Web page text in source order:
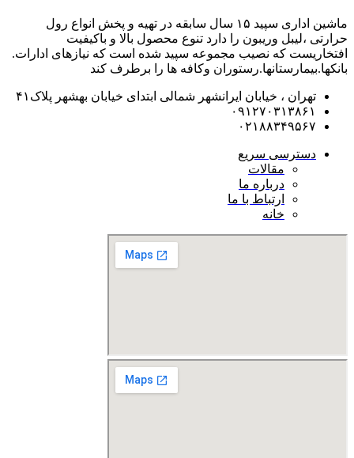
ماشین اداری سپید ۱۵ سال سابقه در تهیه و پخش انواع رول
حرارتی ،لیبل وریبون را دارد تنوع محصول بالا و باکیفیت
افتخاریست که نصیب مجموعه سپید شده است که نیازهای ادارات.
بانکها.بیمارستانها.رستوران و‌کافه ها را برطرف کند
تهران ، خیابان ایرانشهر شمالی ابتدای خیابان بهشهر پلاک۴۱
۰۹۱۲۷۰۳۱۳۸۶۱
۰۲۱۸۸۳۴۹۵۶۷
دسترسی سریع
مقالات
درباره ما
ارتباط با ما
خانه